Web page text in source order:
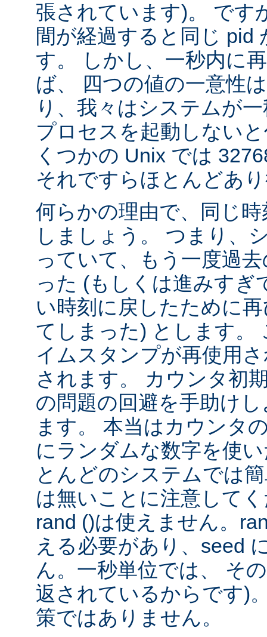
張されています)。 です
間が経過すると同じ pid
す。 しかし、一秒内に
ば、 四つの値の一意性
り、我々はシステムが
プロセスを起動しない
くつかの Unix では
それですらほとんどあ
何らかの理由で、同じ
しましょう。 つまり、
っていて、もう一度過
った (もしくは進みすぎ
い時刻に戻したために
てしまった) とします。
イムスタンプが再使用
されます。 カウンタ初
の問題の回避を手助け
ます。 本当はカウンタ
にランダムな数字を使
とんどのシステムでは
は無いことに注意して
rand ()は使えません。
える必要があり、seed
ん。一秒単位では、 そ
返されているからです)
策ではありません。